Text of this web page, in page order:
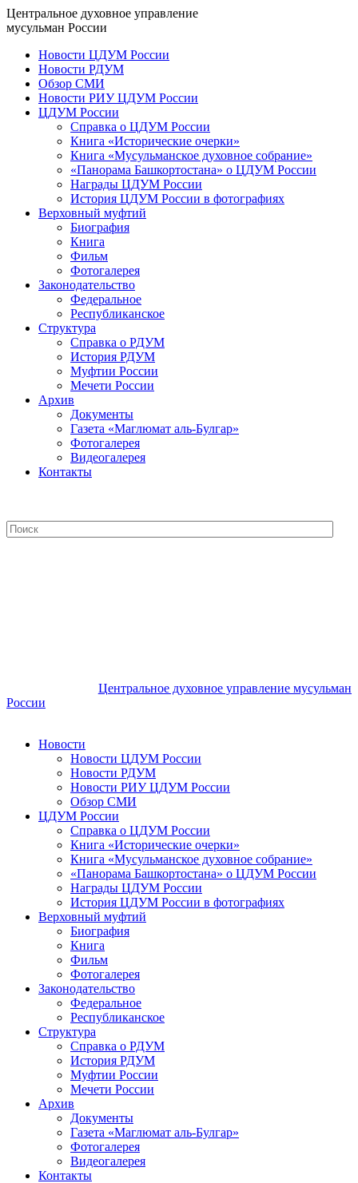
Центральное духовное управление
мусульман России
Новости ЦДУМ России
Новости РДУМ
Обзор СМИ
Новости РИУ ЦДУМ России
ЦДУМ России
Справка о ЦДУМ России
Книга «Исторические очерки»
Книга «Мусульманское духовное собрание»
«Панорама Башкортостана» о ЦДУМ России
Награды ЦДУМ России
История ЦДУМ России в фотографиях
Верховный муфтий
Биография
Книга
Фильм
Фотогалерея
Законодательство
Федеральное
Республиканское
Структура
Справка о РДУМ
История РДУМ
Муфтии России
Мечети России
Архив
Документы
Газета «Маглюмат аль-Булгар»
Фотогалерея
Видеогалерея
Контакты
Центральное духовное управление мусульман
России
Новости
Новости ЦДУМ России
Новости РДУМ
Новости РИУ ЦДУМ России
Обзор СМИ
ЦДУМ России
Справка о ЦДУМ России
Книга «Исторические очерки»
Книга «Мусульманское духовное собрание»
«Панорама Башкортостана» о ЦДУМ России
Награды ЦДУМ России
История ЦДУМ России в фотографиях
Верховный муфтий
Биография
Книга
Фильм
Фотогалерея
Законодательство
Федеральное
Республиканское
Структура
Справка о РДУМ
История РДУМ
Муфтии России
Мечети России
Архив
Документы
Газета «Маглюмат аль-Булгар»
Фотогалерея
Видеогалерея
Контакты